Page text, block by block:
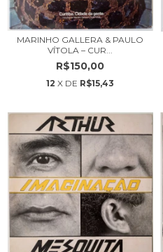
MARINHO GALLERA & PAULO
VÍTOLA – CUR...
R$150,00
12 X DE R$15,43